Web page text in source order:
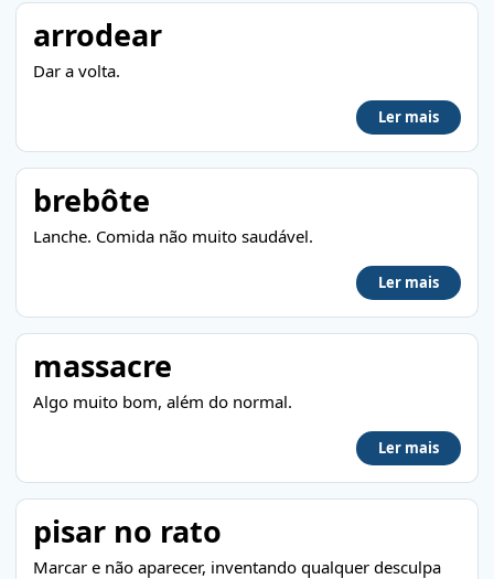
arrodear
Dar a volta.
Ler mais
brebôte
Lanche. Comida não muito saudável.
Ler mais
massacre
Algo muito bom, além do normal.
Ler mais
pisar no rato
Marcar e não aparecer, inventando qualquer desculpa